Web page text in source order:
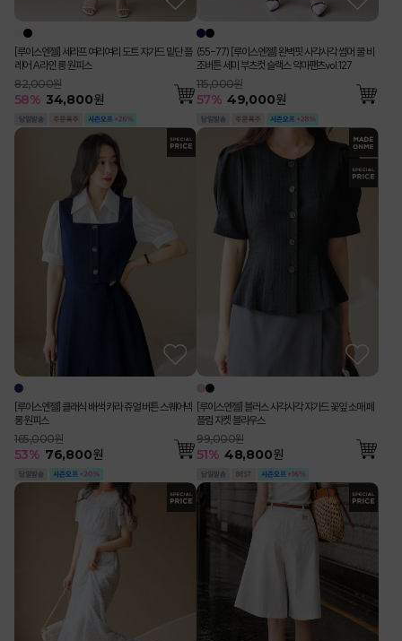
[루이스엔젤] 세라프 여리여리 도트 쟈가드 밑단 플
레어 A라인 롱 원피스
82,000원
58% 34,800원
(55-77) [루이스엔젤] 완벽핏 사각사각 썸머 쿨 비
조버튼 세미 부츠컷 슬랙스 악마팬츠vol.127
115,000원
57% 49,000원
[루이스엔젤] 클래식 배색 카라 쥬얼 버튼 스퀘어넥
롱 원피스
165,000원
53% 76,800원
[루이스엔젤] 블러스 사각사각 쟈가드 꽃잎 소매 페
플럼 자켓 블라우스
99,000원
51% 48,800원